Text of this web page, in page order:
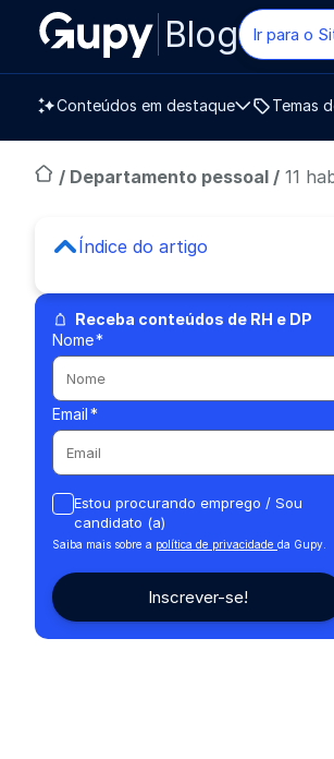
Blog Ir para o
Conteúdos em destaque Temas
/ Departamento pessoal / 11
Índice do artigo
Receba conteúdos de RH e DP
Nome*
Email*
Estou procurando emprego / Sou
candidato (a)
Saiba mais sobre a política de privacidade da Gupy.